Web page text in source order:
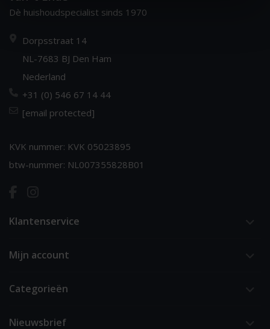
Dè huishoudspecialist sinds 1970
Dorpsstraat 14
NL-7683 BJ Den Ham
Nederland
+31 (0) 546 67 14 44
[email protected]
KVK nummer: KVK 05023895
btw-nummer: NL007355828B01
Klantenservice
Mijn account
Categorieën
Nieuwsbrief